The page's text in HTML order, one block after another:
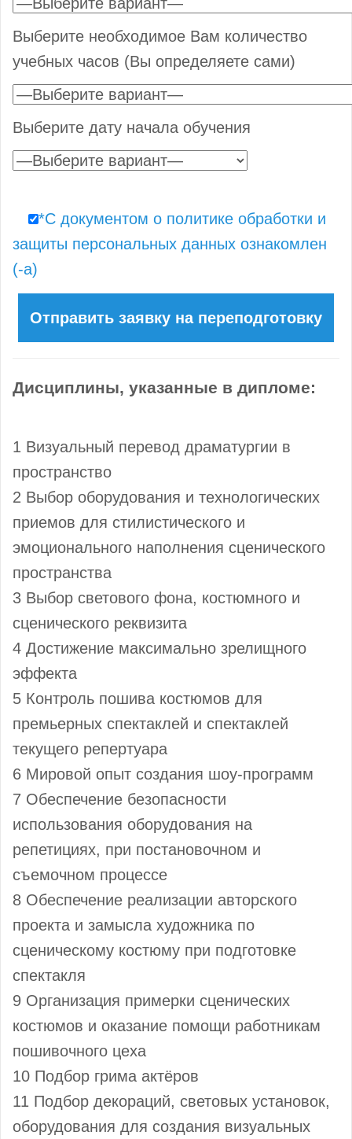
Выберите необходимое Вам количество
учебных часов (Вы определяете сами)
Выберите дату начала обучения
*С документом о политике обработки и
защиты персональных данных ознакомлен
(-а)
Дисциплины, указанные в дипломе:
1 Визуальный перевод драматургии в
пространство
2 Выбор оборудования и технологических
приемов для стилистического и
эмоционального наполнения сценического
пространства
3 Выбор светового фона, костюмного и
сценического реквизита
4 Достижение максимально зрелищного
эффекта
5 Контроль пошива костюмов для
премьерных спектаклей и спектаклей
текущего репертуара
6 Мировой опыт создания шоу-программ
7 Обеспечение безопасности
использования оборудования на
репетициях, при постановочном и
съемочном процессе
8 Обеспечение реализации авторского
проекта и замысла художника по
сценическому костюму при подготовке
спектакля
9 Организация примерки сценических
костюмов и оказание помощи работникам
пошивочного цеха
10 Подбор грима актёров
11 Подбор декораций, световых установок,
оборудования для создания визуальных